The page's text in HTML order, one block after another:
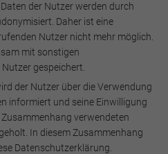
der Nutzer werden durch
Daher ist eine
Nutzer nicht mehr möglich.
mit sonstigen
gespeichert.
der Nutzer über die Verwendung
informiert und seine Einwilligung
verwendeten
In diesem Zusammenhang
Datenschutzerklärung.